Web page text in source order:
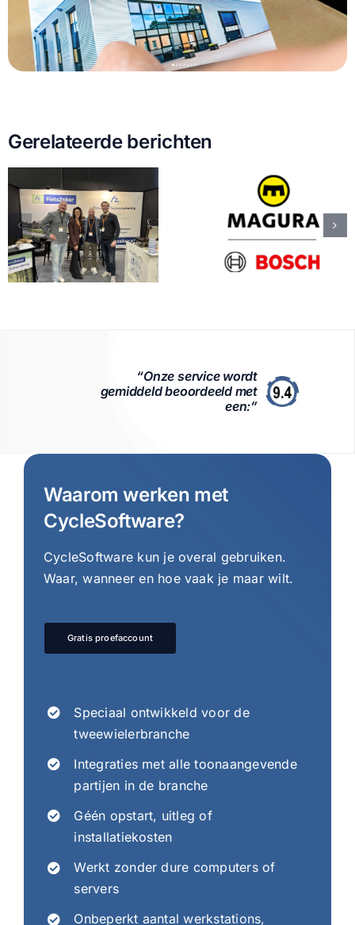
Gerelateerde berichten
“Onze service wordt
gemiddeld beoordeeld met
een:”
Waarom werken met
CycleSoftware?
CycleSoftware kun je overal gebruiken.
Waar, wanneer en hoe vaak je maar wilt.
Gratis proefaccount
Speciaal ontwikkeld voor de
tweewielerbranche
Integraties met alle toonaangevende
partijen in de branche
Géén opstart, uitleg of
installatiekosten
Werkt zonder dure computers of
servers
Onbeperkt aantal werkstations,